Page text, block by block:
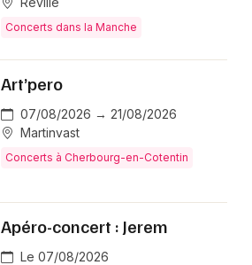
Concerts dans la Manche
Art’pero
07/08/2026 → 21/08/2026
Martinvast
Concerts à Cherbourg-en-Cotentin
Apéro-concert : Jerem
Le 07/08/2026